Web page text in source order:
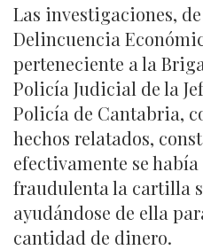
Las investigaciones,
Delincuencia
perteneciente a la
Policía Judicial de la
Policía de Cantabria,
hechos relatados,
efectivamente se
fraudulenta la cartilla
ayudándose de ella
cantidad de dinero.